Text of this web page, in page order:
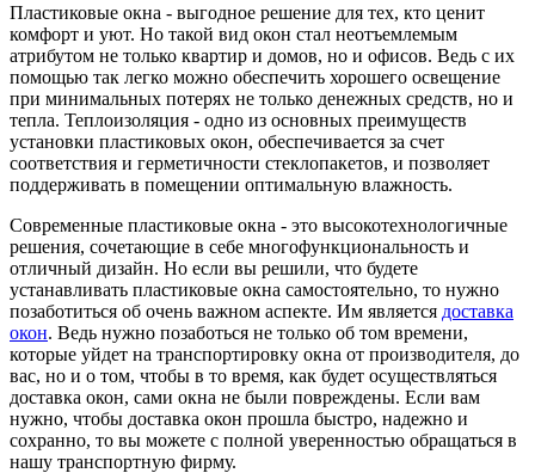
Пластиковые окна - выгодное решение для тех, кто ценит
комфорт и уют. Но такой вид окон стал неотъемлемым
атрибутом не только квартир и домов, но и офисов. Ведь с их
помощью так легко можно обеспечить хорошего освещение
при минимальных потерях не только денежных средств, но и
тепла. Теплоизоляция - одно из основных преимуществ
установки пластиковых окон, обеспечивается за счет
соответствия и герметичности стеклопакетов, и позволяет
поддерживать в помещении оптимальную влажность.
Современные пластиковые окна - это высокотехнологичные
решения, сочетающие в себе многофункциональность и
отличный дизайн. Но если вы решили, что будете
устанавливать пластиковые окна самостоятельно, то нужно
позаботиться об очень важном аспекте. Им является доставка
окон. Ведь нужно позаботься не только об том времени,
которые уйдет на транспортировку окна от производителя, до
вас, но и о том, чтобы в то время, как будет осуществляться
доставка окон, сами окна не были повреждены. Если вам
нужно, чтобы доставка окон прошла быстро, надежно и
сохранно, то вы можете с полной уверенностью обращаться в
нашу транспортную фирму.